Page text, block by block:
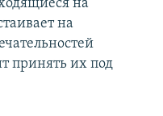
на
на
принять их под